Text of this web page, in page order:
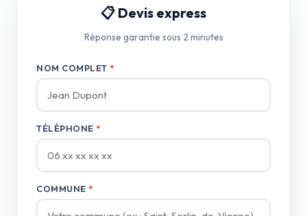
📋 Devis express
Réponse garantie sous 2 minutes
NOM COMPLET *
TÉLÉPHONE *
COMMUNE *